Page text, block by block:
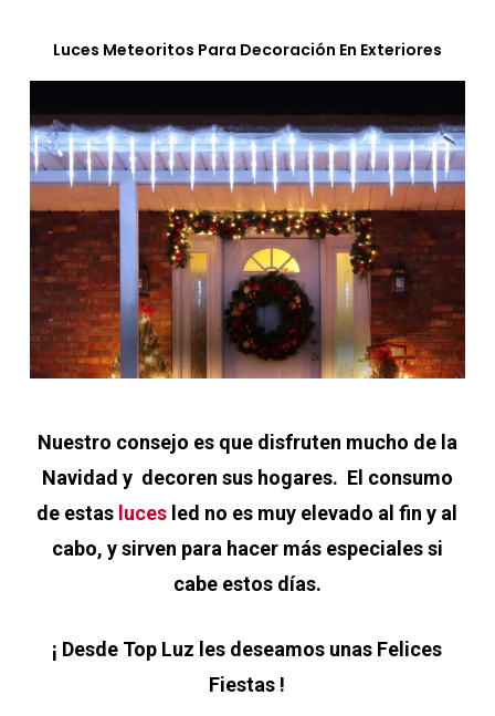
Luces Meteoritos Para Decoración En Exteriores
Nuestro consejo es que disfruten mucho de la
Navidad y decoren sus hogares. El consumo
de estas luces led no es muy elevado al fin y al
cabo, y sirven para hacer más especiales si
cabe estos días.
¡ Desde Top Luz les deseamos unas Felices
Fiestas !